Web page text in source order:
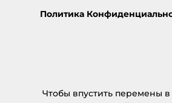
Политика
Чтобы впустить перемены